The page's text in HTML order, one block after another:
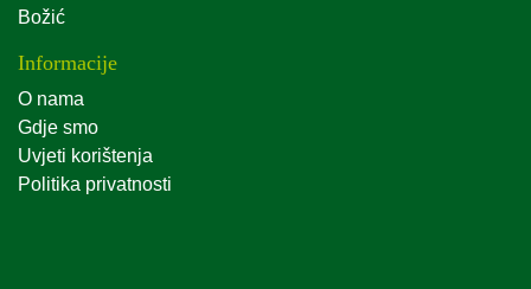
Božić
Informacije
O nama
Gdje smo
Uvjeti korištenja
Politika privatnosti